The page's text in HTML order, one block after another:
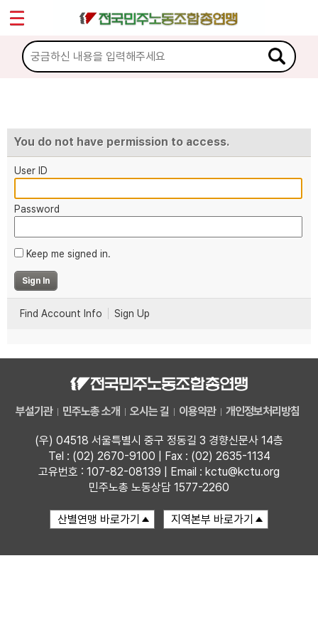
You do not have permission to access.
User ID
Password
Keep me signed in.
Find Account Info Sign Up
부설기관 민주노총 소개 오시는 길 이용약관 개인정보처리방침
(우) 04518 서울특별시 중구 정동길 3 경향신문사 14층
Tel : (02) 2670-9100 | Fax : (02) 2635-1134
고유번호 : 107-82-08139 | Email : kctu@kctu.org
민주노총 노동상담 1577-2260
마이페이지
소개
노동상담
자료
부설기관
업무